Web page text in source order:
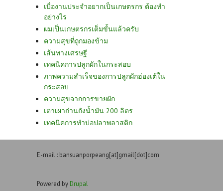
เบื่องานประจำอยากเป็นเกษตรกร ต้องทำ
อย่างไร
ผมเป็นเกษตรกรเต็มขั้นแล้วครับ
ความสุขที่ถูกมองข้าม
เส้นทางเศรษฐี
เทคนิคการปลูกผักในกระสอบ
ภาพความสำเร็จของการปลูกผักฮ่องเต้ใน
กระสอบ
ความสุขจากการขายผัก
เตาเผาถ่านถังน้ำมัน 200 ลิตร
เทคนิคการทำบ่อปลาพลาสติก
E-mail : bansuanporpeang[at]gmail[dot]com
Powered by Drupal